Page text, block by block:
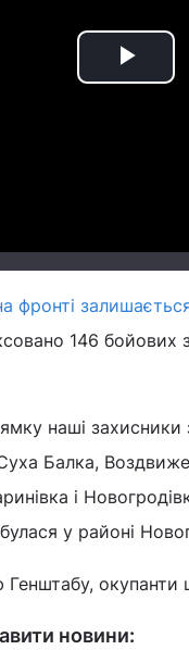
Play
фронті
146 бойових
наші
Суха Балка,
і
у районі
Генштабу, окупанти
новини: